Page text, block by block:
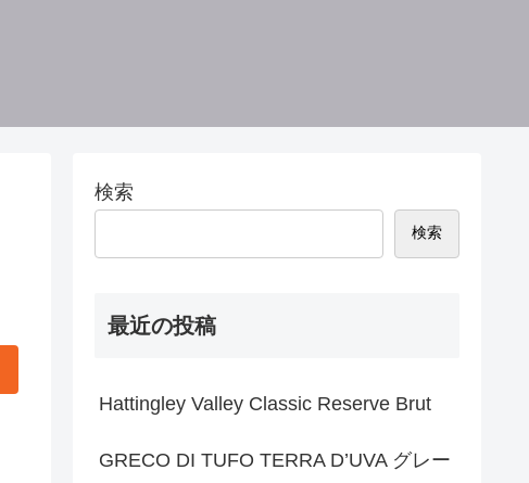
検索
検索
最近の投稿
Hattingley Valley Classic Reserve Brut
GRECO DI TUFO TERRA D’UVA グレー